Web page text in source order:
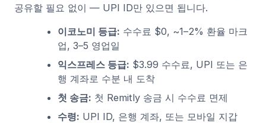
공유할 필요 없이 — UPI ID만 있으면 됩니다.
이코노미 등급: 수수료 $0, ~1–2% 환율 마크
업, 3–5 영업일
익스프레스 등급: $3.99 수수료, UPI 또는 은
행 계좌로 수분 내 도착
첫 송금: 첫 Remitly 송금 시 수수료 면제
수령: UPI ID, 은행 계좌, 또는 모바일 지갑